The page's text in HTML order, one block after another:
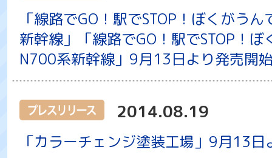
「線路でGO！駅でSTOP！ぼくがう
新幹線」「線路でGO！駅でSTOP！
N700系新幹線」9月13日より発売開
2014.08.19
「カラーチェンジ塗装工場」9月13